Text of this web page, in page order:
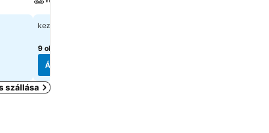
kezdőár:
9 oldal
Árak megjelenítése
szállása